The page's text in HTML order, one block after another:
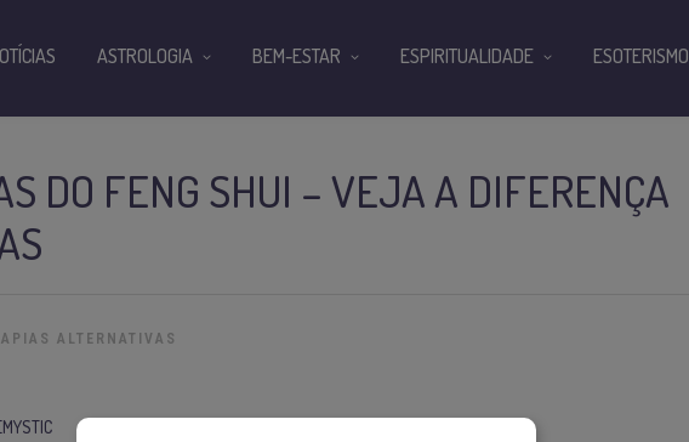
DO FENG SHUI – VEJA A DIFERENÇA
ALTERNATIVAS
ASTROLOGIA BEM-ESTAR ESPIRITUALIDADE ESOTERISMO